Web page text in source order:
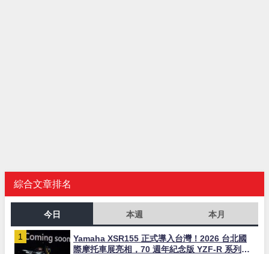
綜合文章排名
今日 本週 本月
Yamaha XSR155 正式導入台灣！2026 台北國
際摩托車展亮相，70 週年紀念版 YZF-R 系列限